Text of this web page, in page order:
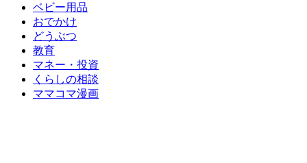
ベビー用品
おでかけ
どうぶつ
教育
マネー・投資
くらしの相談
ママコマ漫画